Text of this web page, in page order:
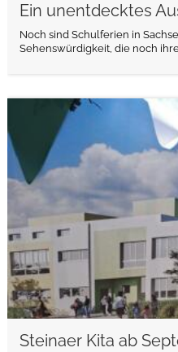
Ein unentdecktes
Noch sind Schulferien in
Sehenswürdigkeit, die noch
Steinaer Kita ab